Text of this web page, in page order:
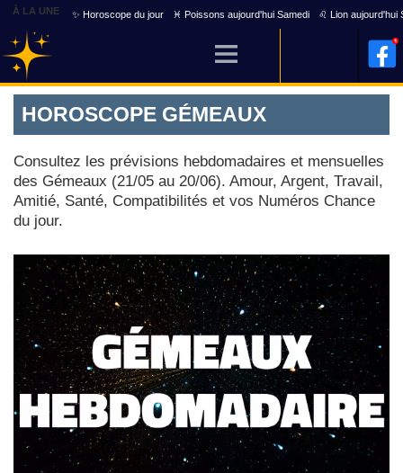
À LA UNE ✨ Horoscope du jour ♓ Poissons aujourd'hui Samedi ♌ Lion aujourd'hui
HOROSCOPE GÉMEAUX
Consultez les prévisions hebdomadaires et mensuelles
des Gémeaux (21/05 au 20/06). Amour, Argent, Travail,
Amitié, Santé, Compatibilités et vos Numéros Chance
du jour.